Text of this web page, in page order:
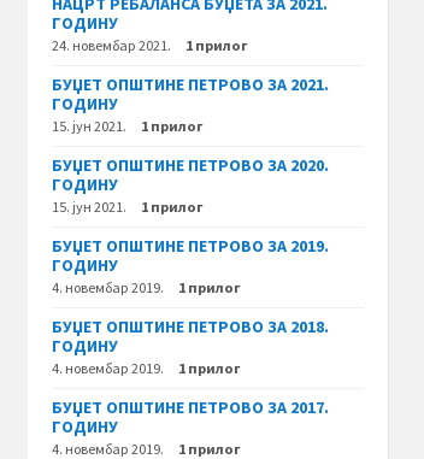
ГОДИНУ
24. новембар 2021. 1 прилог
БУЏЕТ ОПШТИНЕ ПЕТРОВО ЗА 2021.
ГОДИНУ
15. јун 2021. 1 прилог
БУЏЕТ ОПШТИНЕ ПЕТРОВО ЗА 2020.
ГОДИНУ
15. јун 2021. 1 прилог
БУЏЕТ ОПШТИНЕ ПЕТРОВО ЗА 2019.
ГОДИНУ
4. новембар 2019. 1 прилог
БУЏЕТ ОПШТИНЕ ПЕТРОВО ЗА 2018.
ГОДИНУ
4. новембар 2019. 1 прилог
БУЏЕТ ОПШТИНЕ ПЕТРОВО ЗА 2017.
ГОДИНУ
4. новембар 2019. 1 прилог